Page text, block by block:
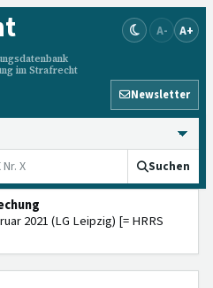
im Strafrecht
A- A+
Newsletter
Suchen
2021 (LG Leipzig) [= HRRS